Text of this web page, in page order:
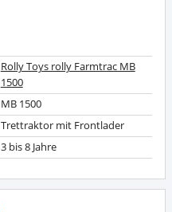
Rolly Toys rolly Farmtrac MB
1500
MB 1500
Trettraktor mit Frontlader
3 bis 8 Jahre